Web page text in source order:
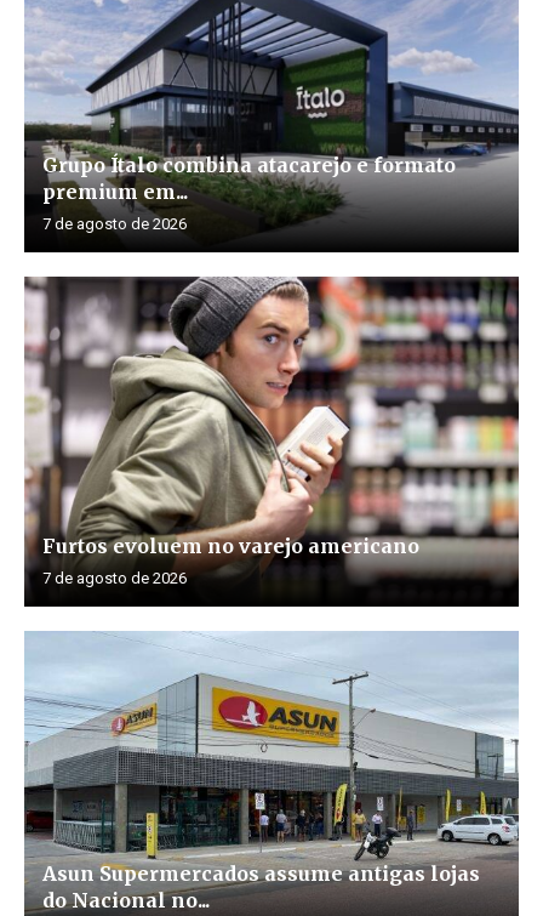
Grupo Ítalo combina atacarejo e formato
premium em...
7 de agosto de 2026
Furtos evoluem no varejo americano
7 de agosto de 2026
Asun Supermercados assume antigas lojas
do Nacional no...